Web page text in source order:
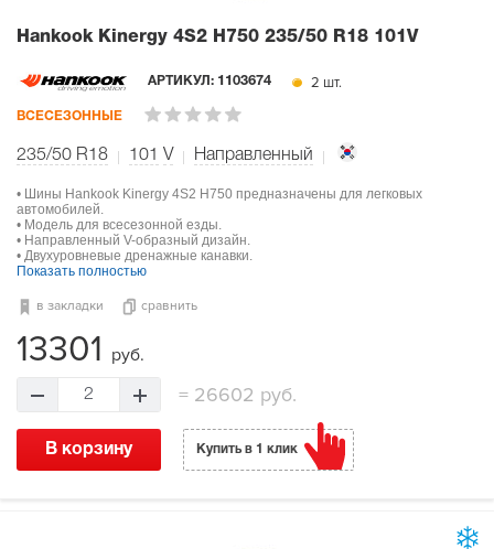
Hankook Kinergy 4S2 H750 235/50 R18 101V
АРТИКУЛ: 1103674 2 шт.
ВСЕСЕЗОННЫЕ
235/50 R18 101 V Направленный
• Шины Hankook Kinergy 4S2 H750 предназначены для легковых
автомобилей.
• Модель для всесезонной езды.
• Направленный V-образный дизайн.
• Двухуровневые дренажные канавки.
Показать полностью
в закладки сравнить
13301 руб.
2 = 26602 руб.
В корзину Купить в 1 клик